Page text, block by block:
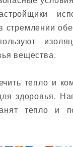
стремлении
вещества.
тепло и
здоровья.
тепло и